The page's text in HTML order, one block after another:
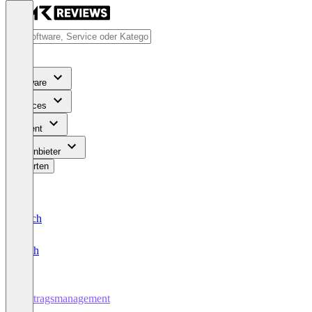
Software
Services
Content
Für Anbieter
Bewerten
Deutsch
English
Vertragsmanagement